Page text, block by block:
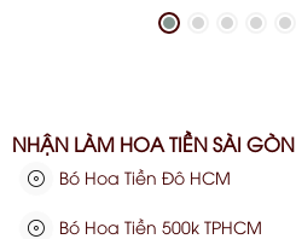
NHẬN LÀM HOA TIỀN SÀI GÒN
Bó Hoa Tiền Đô HCM
Bó Hoa Tiền 500k TPHCM